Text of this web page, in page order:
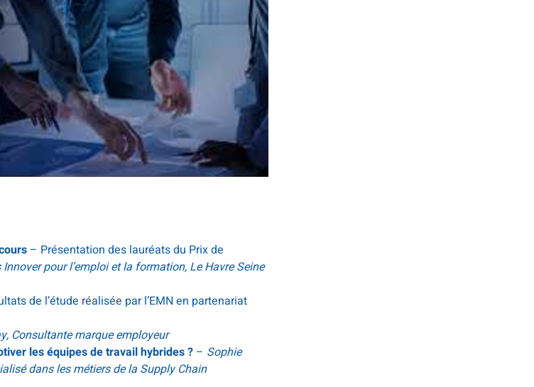
– Présentation des lauréats du Prix de
pour l’emploi et la formation, Le Havre Seine
de l’étude réalisée par l’EMN en partenariat
Consultante marque employeur
les équipes de travail hybrides ? – Sophie
dans les métiers de la Supply Chain